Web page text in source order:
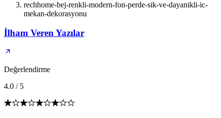
rechhome-bej-renkli-modern-fon-perde-sik-ve-dayanikli-ic-
mekan-dekorasyonu
İlham Veren Yazılar
Değerlendirme
4.0 / 5